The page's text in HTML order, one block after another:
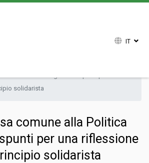
IT
solidarista
comune alla Politica
per una riflessione
solidarista